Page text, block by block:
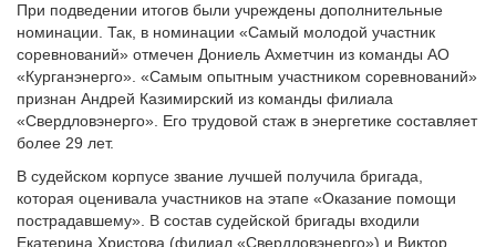
При подведении итогов были учреждены дополнительные
номинации. Так, в номинации «Самый молодой участник
соревнований» отмечен Дониель Ахметчин из команды АО
«Курганэнерго». «Самым опытным участником соревнований»
признан Андрей Казимирский из команды филиала
«Свердловэнерго». Его трудовой стаж в энергетике составляет
более 29 лет.
В судейском корпусе звание лучшей получила бригада,
которая оценивала участников на этапе «Оказание помощи
пострадавшему». В состав судейской бригады входили
Екатерина Христова (филиал «Свердловэнерго») и Виктор